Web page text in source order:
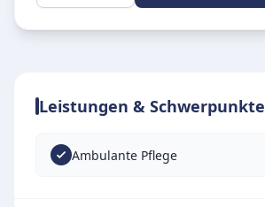
Leistungen & Schwerpunkte
Ambulante Pflege